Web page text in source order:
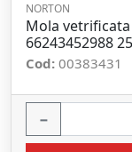
NORTON
Mola
66243452988
Cod: 00383431
−